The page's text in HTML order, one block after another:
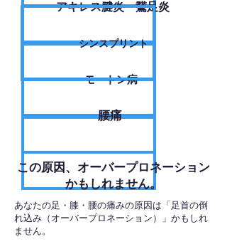
アキレス腱炎・鵞足炎
シンスプリント
モートン病
腰痛
​この原因、オーバープロネーション
かもしれません。
あなたの足・膝・腰の痛みの原因は「足首の倒
れ込み（オーバープロネーション）」かもしれ
ません。